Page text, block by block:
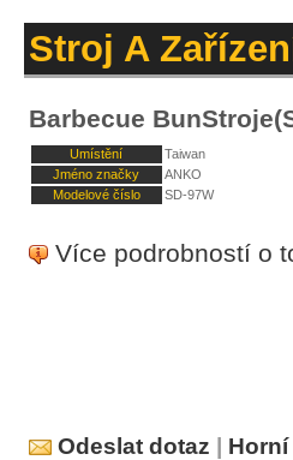
Stroj A
Barbecue
Umístění
Taiwan
Jméno značky
ANKO
Modelové číslo
SD-97W
Více podrobností o
Odeslat dotaz | Horní